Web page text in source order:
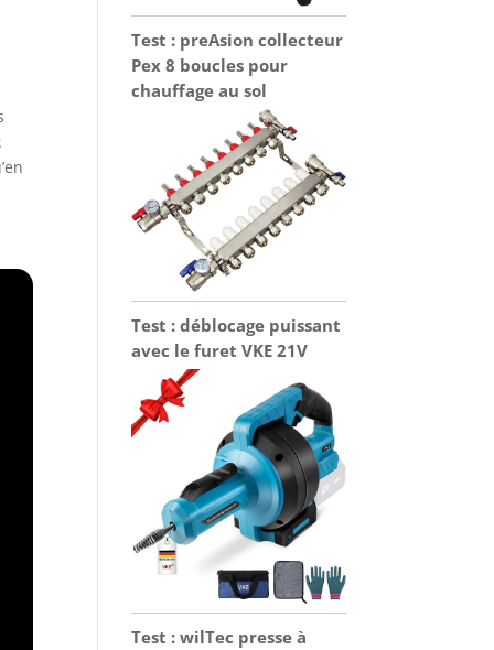
Test : preAsion collecteur
Pex 8 boucles pour
chauffage au sol
Test : déblocage puissant
avec le furet VKE 21V
Test : wilTec presse à